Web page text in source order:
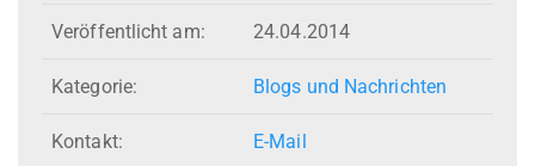
Veröffentlicht am: 24.04.2014
Kategorie: Blogs und Nachrichten
Kontakt: E-Mail